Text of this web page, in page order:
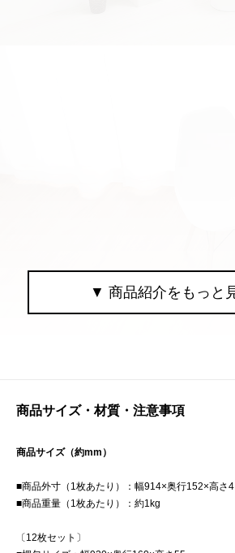
商品サイズ・材質・注意事項
商品サイズ（約mm）
■商品外寸（1枚あたり）：幅914×奥行152×高さ4
■商品重量（1枚あたり）：約1kg
〔12枚セット〕